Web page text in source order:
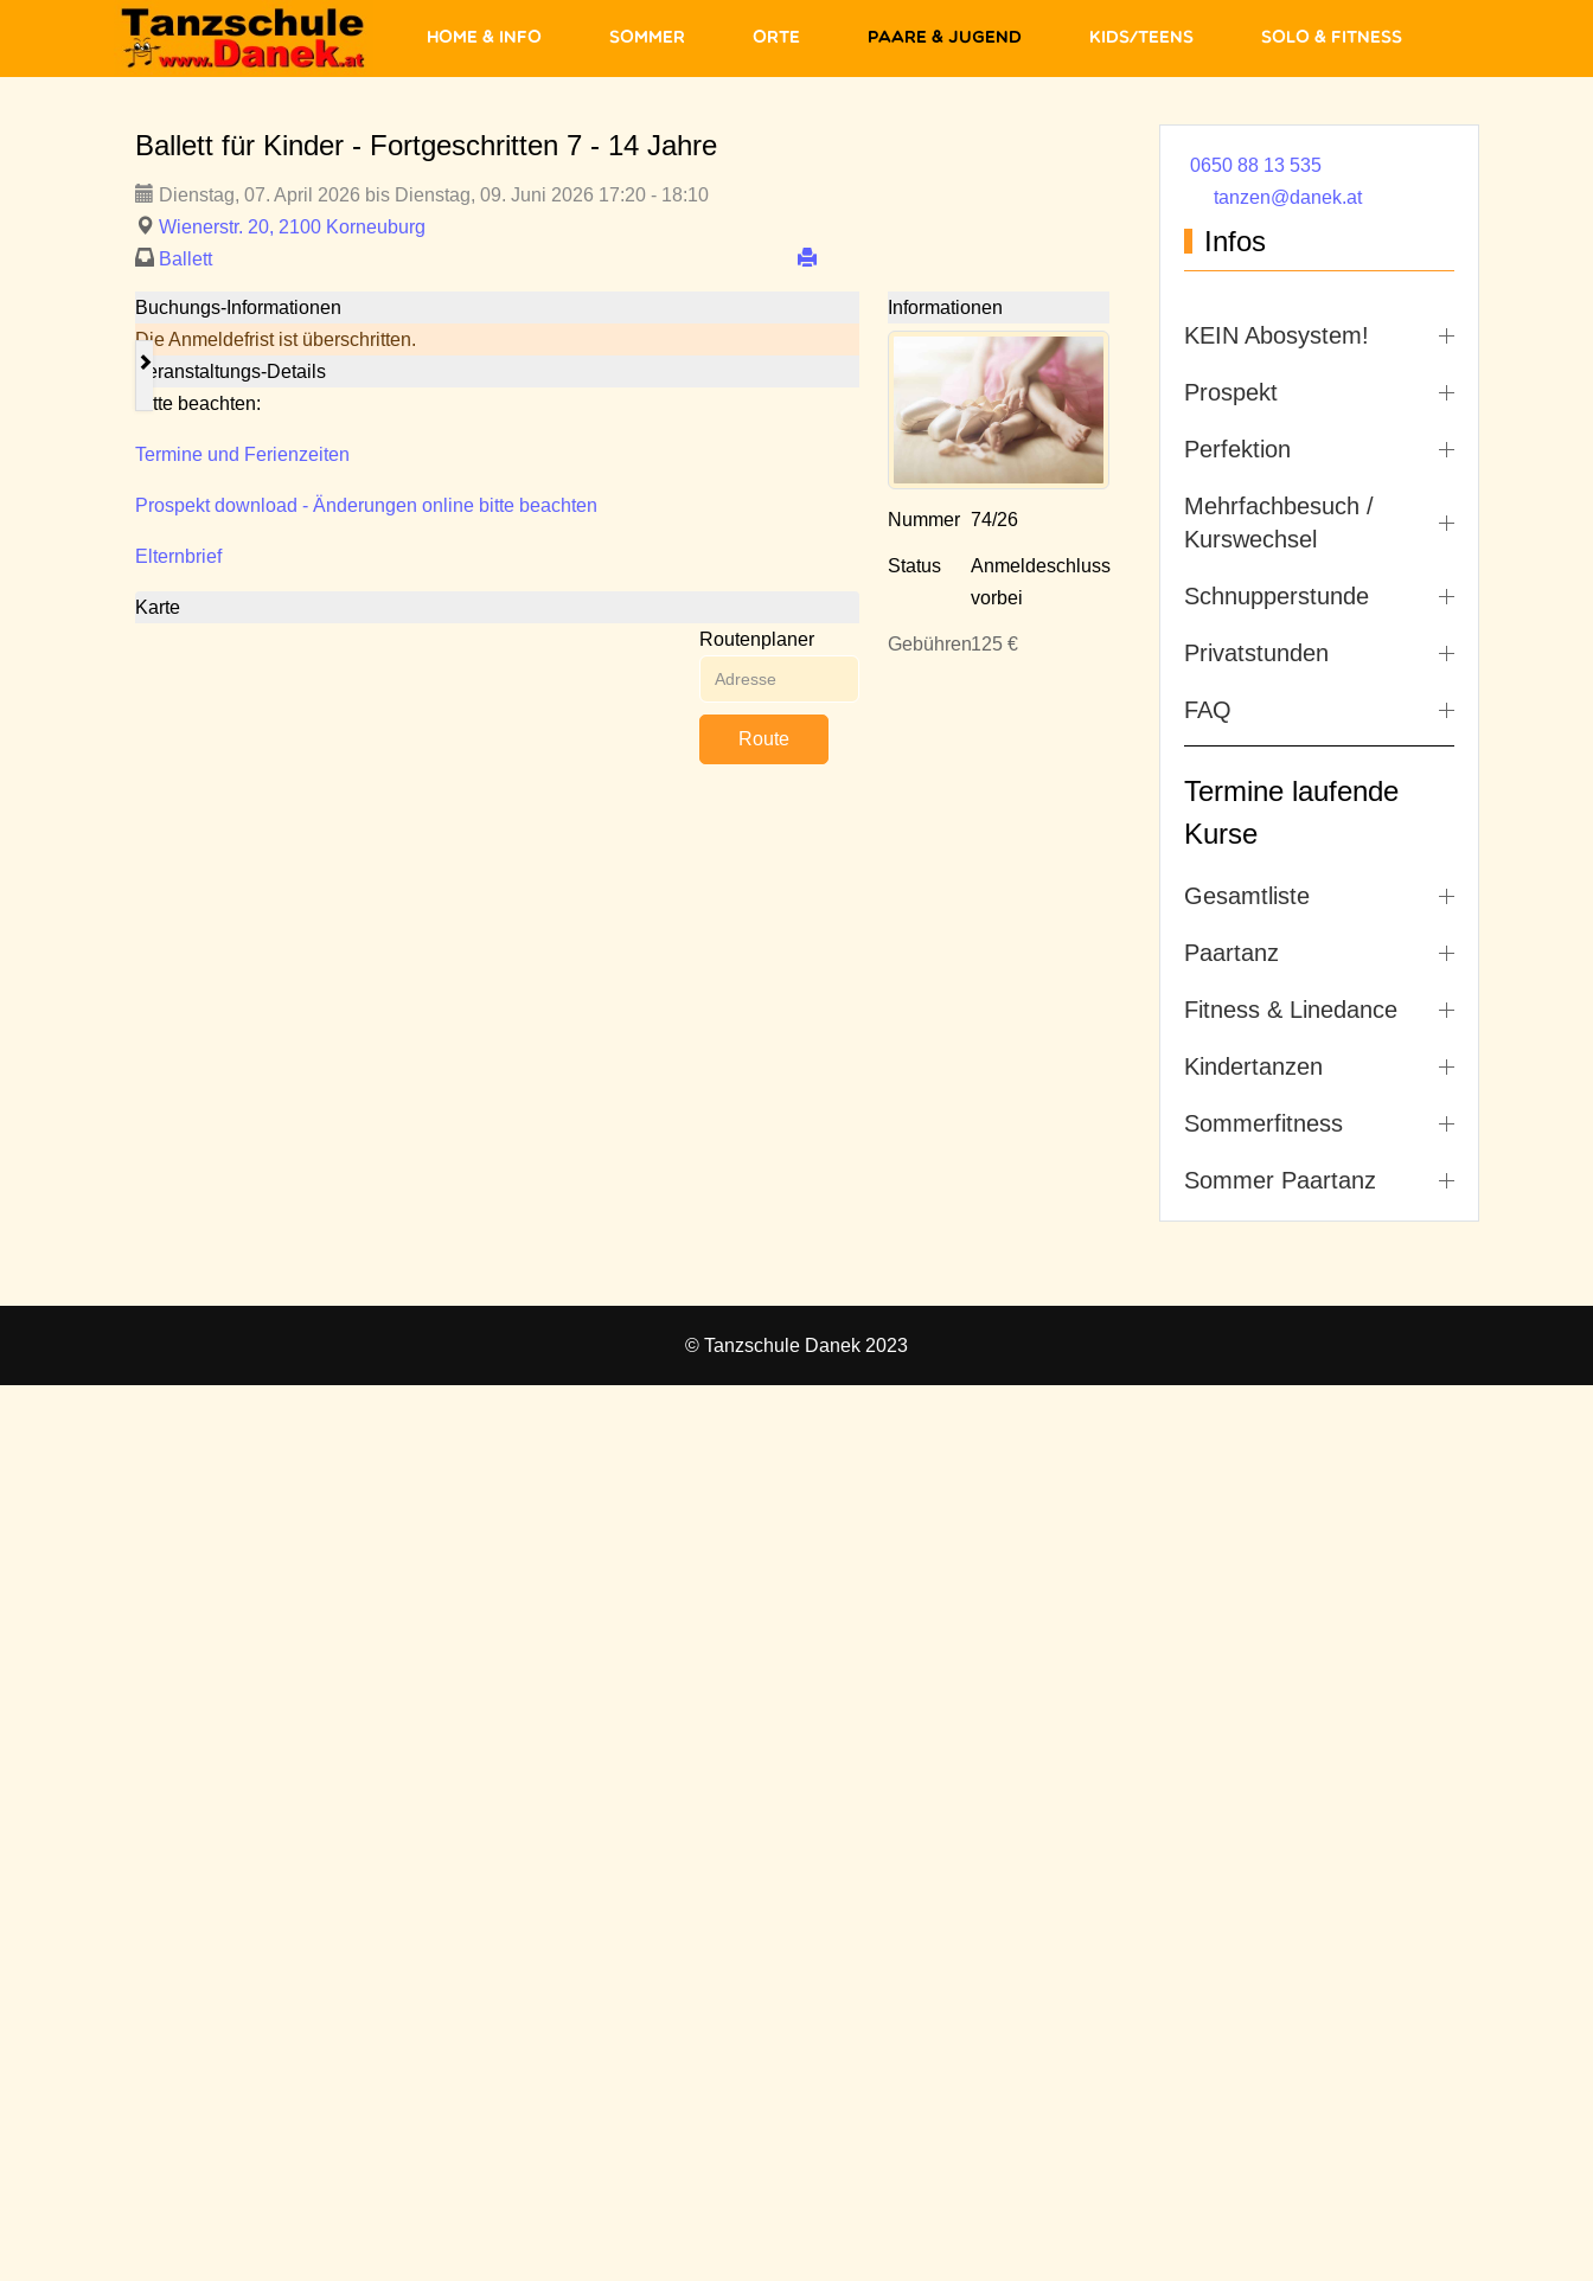
Home & Info Sommer Orte Paare & Jugend Kids/Teens Solo & Fitness
Ballett für Kinder - Fortgeschritten 7 - 14 Jahre
Dienstag, 07. April 2026 bis Dienstag, 09. Juni 2026 17:20 - 18:10
Wienerstr. 20, 2100 Korneuburg
Ballett
Buchungs-Informationen
Die Anmeldefrist ist überschritten.
Veranstaltungs-Details
Bitte beachten:
Termine und Ferienzeiten
Prospekt download - Änderungen online bitte beachten
Elternbrief
Karte
Routenplaner
Route
Informationen
Nummer 74/26
Status
Anmeldeschluss
vorbei
Gebühren125 €
0650 88 13 535
tanzen@danek.at
Infos
KEIN Abosystem!
Prospekt
Perfektion
Mehrfachbesuch /
Kurswechsel
Schnupperstunde
Privatstunden
FAQ
Termine laufende
Kurse
Gesamtliste
Paartanz
Fitness & Linedance
Kindertanzen
Sommerfitness
Sommer Paartanz
© Tanzschule Danek 2023